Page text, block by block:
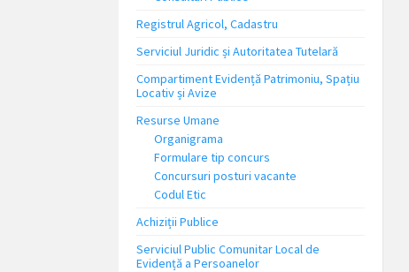
Registrul Agricol, Cadastru
Serviciul Juridic și Autoritatea Tutelară
Compartiment Evidență Patrimoniu, Spațiu
Locativ și Avize
Resurse Umane
Organigrama
Formulare tip concurs
Concursuri posturi vacante
Codul Etic
Achiziții Publice
Serviciul Public Comunitar Local de
Evidență a Persoanelor